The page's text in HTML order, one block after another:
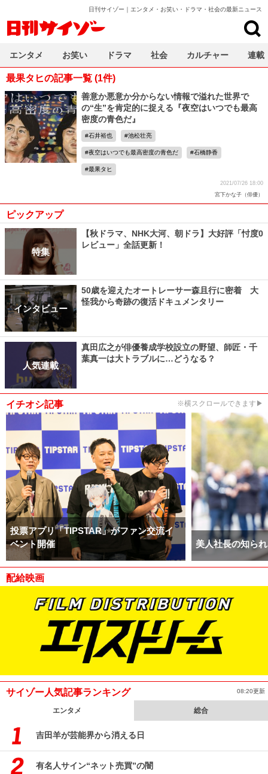
日刊サイゾー｜エンタメ・お笑い・ドラマ・社会の最新ニュース
最果タヒの記事一覧 (1件)
善意か悪意か分からない情報で溢れた世界で
の“生”を肯定的に捉える『夜空はいつでも最高
密度の青色だ』
石井裕也 池松壮亮
夜空はいつでも最高密度の青色だ 石橋静香
最果タヒ
2021/07/26 18:00
宮下かな子（俳優）
ピックアップ
特集
【秋ドラマ、NHK大河、朝ドラ】大好評「忖度0
レビュー」全話更新！
インタビュー
50歳を迎えたオートレーサー森且行に密着 大
怪我から奇跡の復活ドキュメンタリー
人気連載
真田広之が俳優養成学校設立の野望、師匠・千
葉真一は大トラブルに…どうなる？
イチオシ記事 ※横スクロールできます▶
投票アプリ「TIPSTAR」がファン交流イ
ベント開催
美人社長の知ら
配給映画
サイゾー人気記事ランキング 08:20更新
エンタメ 総合
吉田羊が芸能界から消える日
有名人サイン“ネット売買”の闇
エンタメ お笑い ドラマ 社会 カルチャー 連載